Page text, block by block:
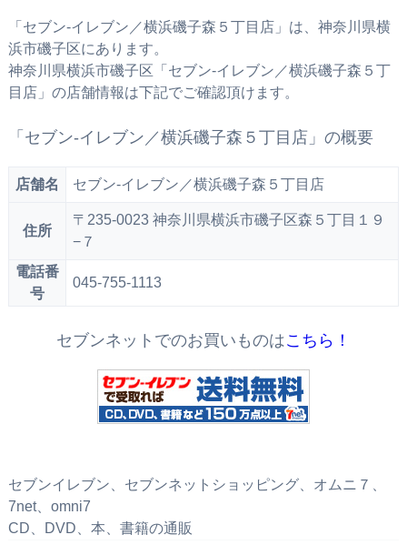
「セブン‐イレブン／横浜磯子森５丁目店」は、神奈川県横
浜市磯子区にあります。
神奈川県横浜市磯子区「セブン‐イレブン／横浜磯子森５丁
目店」の店舗情報は下記でご確認頂けます。
「セブン‐イレブン／横浜磯子森５丁目店」の概要
店舗名 セブン‐イレブン／横浜磯子森５丁目店
住所
〒235-0023 神奈川県横浜市磯子区森５丁目１９
−７
電話番
号
045-755-1113
セブンネットでのお買いものはこちら！
セブンイレブン、セブンネットショッピング、オムニ７、
7net、omni7
CD、DVD、本、書籍の通販